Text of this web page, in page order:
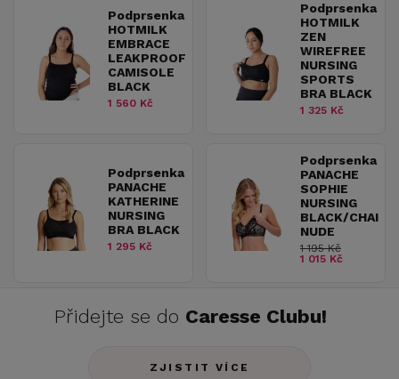
Podprsenka
HOTMILK
EMBRACE
LEAKPROOF
CAMISOLE
BLACK
1 560 Kč
Podprsenka
HOTMILK
ZEN
WIREFREE
NURSING
SPORTS
BRA BLACK
1 325 Kč
Podprsenka
PANACHE
KATHERINE
NURSING
BRA BLACK
1 295 Kč
Podprsenka
PANACHE
SOPHIE
NURSING
BLACK/CHAI
NUDE
1 195 Kč
1 015 Kč
Přidejte se do Caresse Clubu!
ZJISTIT VÍCE